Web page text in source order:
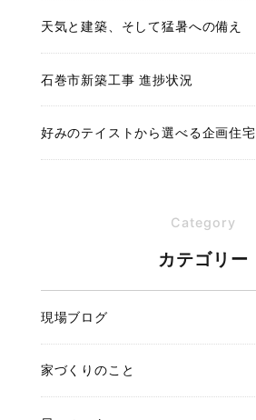
天気と建築、そして猛暑への備え
石巻市新築工事 進捗状況
好みのテイストから選べる企画住宅
Category
カテゴリー
現場ブログ
家づくりのこと